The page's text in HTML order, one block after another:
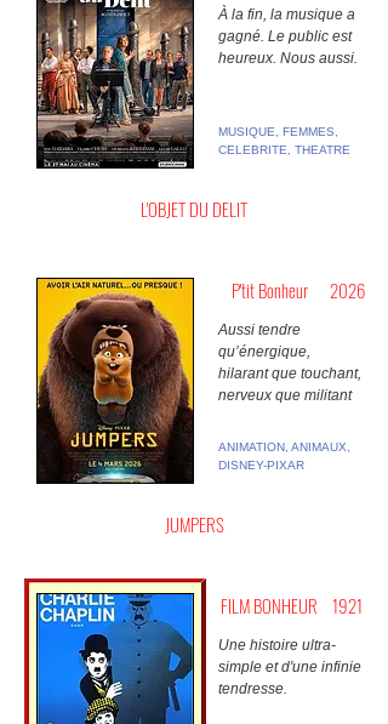
À la fin, la musique a
gagné. Le public est
heureux. Nous aussi.
MUSIQUE, FEMMES,
CELEBRITE, THEATRE
L'OBJET DU DELIT
P'tit Bonheur 2026
Aussi tendre
qu’énergique,
hilarant que touchant,
nerveux que militant
ANIMATION, ANIMAUX,
DISNEY-PIXAR
JUMPERS
FILM BONHEUR 1921
Une histoire ultra-
simple et d'une infinie
tendresse.